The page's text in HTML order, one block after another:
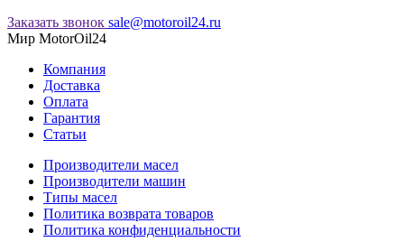
Заказать звонок sale@motoroil24.ru
Мир MotorOil24
Компания
Доставка
Оплата
Гарантия
Статьи
Производители масел
Производители машин
Типы масел
Политика возврата товаров
Политика конфиденциальности